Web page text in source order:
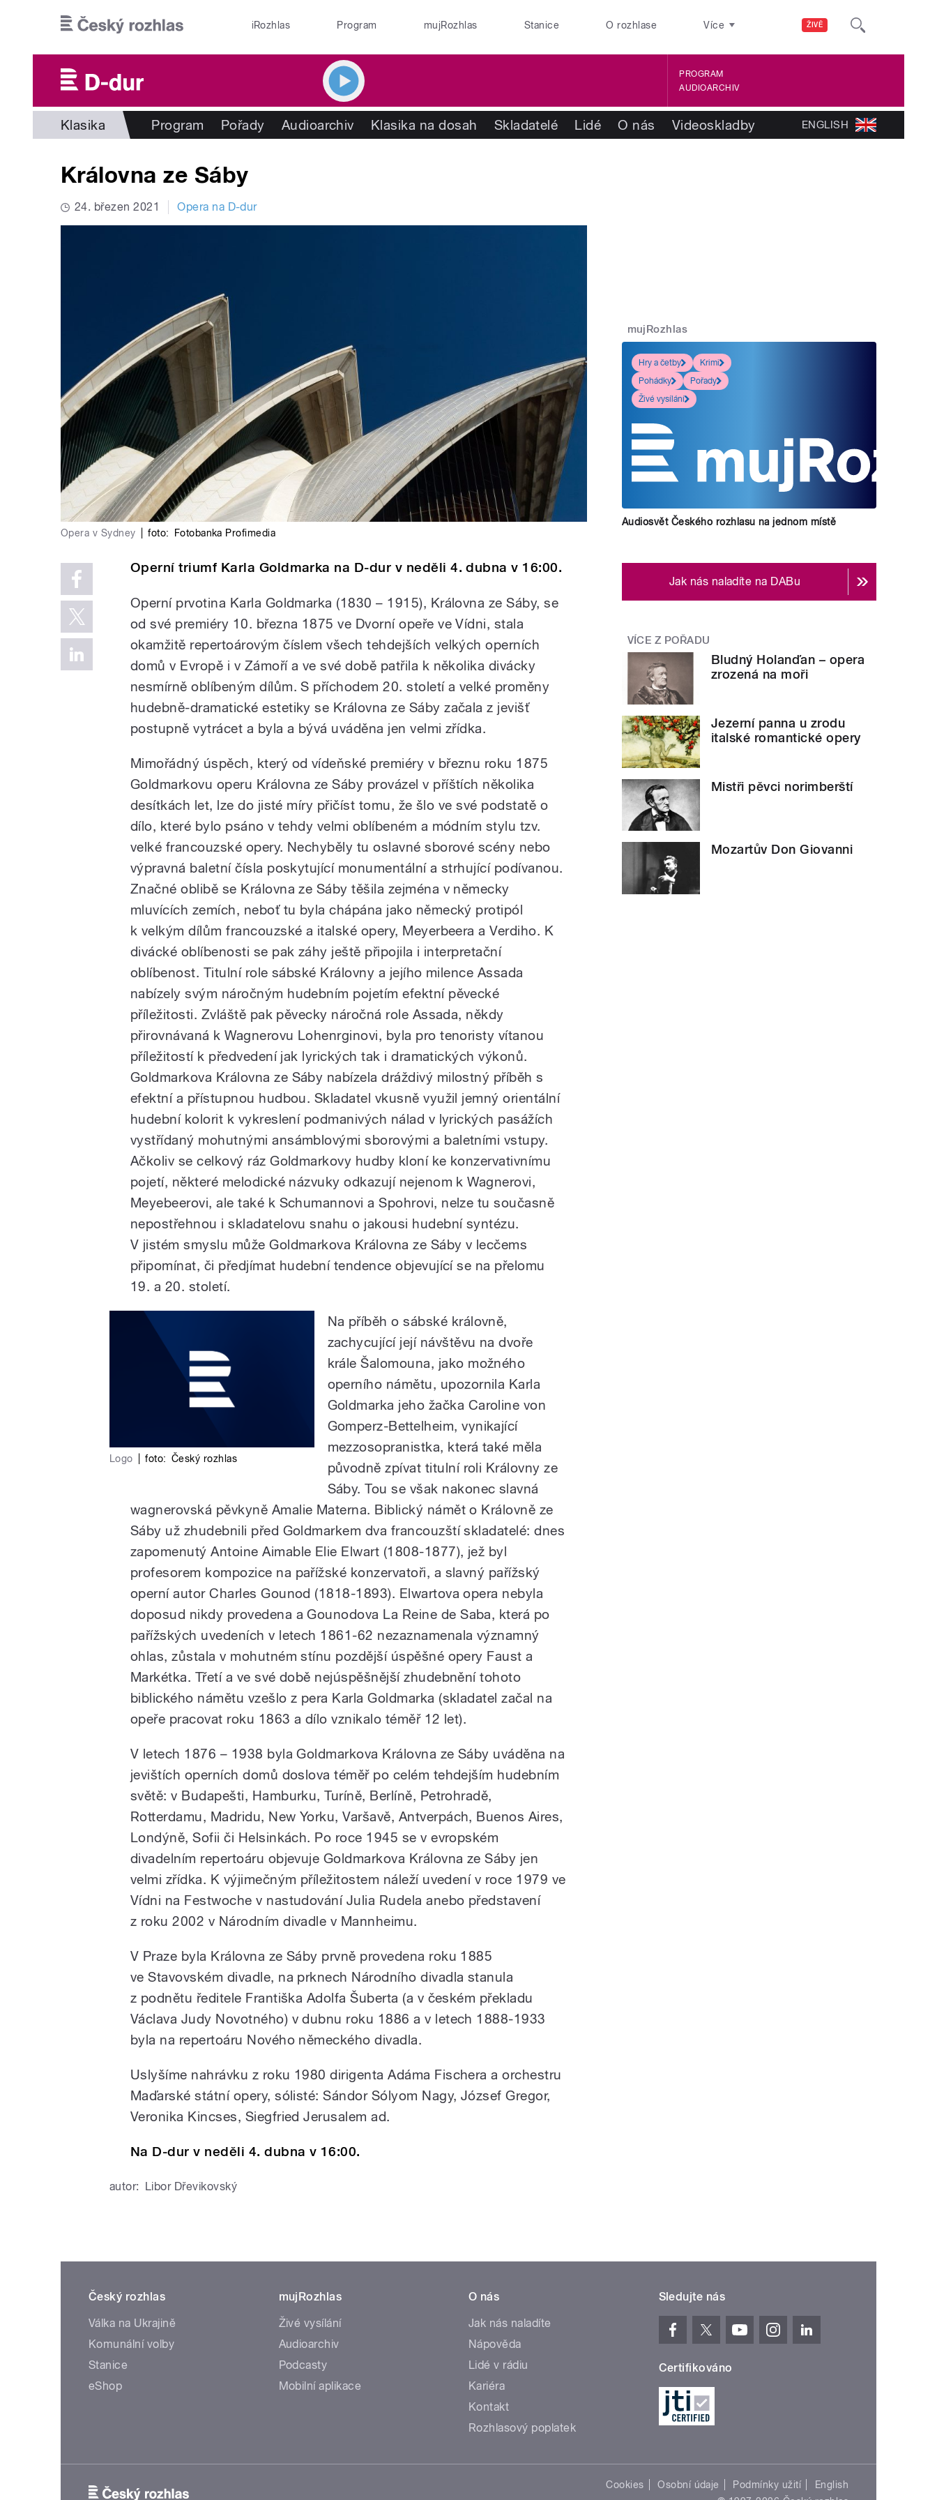
ŽIVĚ
iRozhlas Program mujRozhlas Stanice O rozhlase Více
PROGRAM
AUDIOARCHIV
Klasika Program Pořady Audioarchiv Klasika na dosah Skladatelé Lidé O nás Videoskladby ENGLISH
Královna ze Sáby
24. březen 2021 Opera na D-dur
Opera v Sydney foto: Fotobanka Profimedia
Operní triumf Karla Goldmarka na D-dur v neděli 4. dubna v 16:00.
Operní prvotina Karla Goldmarka (1830 – 1915), Královna ze Sáby, se
od své premiéry 10. března 1875 ve Dvorní opeře ve Vídni, stala
okamžitě repertoárovým číslem všech tehdejších velkých operních
domů v Evropě i v Zámoří a ve své době patřila k několika divácky
nesmírně oblíbeným dílům. S příchodem 20. století a velké proměny
hudebně-dramatické estetiky se Královna ze Sáby začala z jevišť
postupně vytrácet a byla a bývá uváděna jen velmi zřídka.
Mimořádný úspěch, který od vídeňské premiéry v březnu roku 1875
Goldmarkovu operu Královna ze Sáby provázel v příštích několika
desítkách let, lze do jisté míry přičíst tomu, že šlo ve své podstatě o
dílo, které bylo psáno v tehdy velmi oblíbeném a módním stylu tzv.
velké francouzské opery. Nechyběly tu oslavné sborové scény nebo
výpravná baletní čísla poskytující monumentální a strhující podívanou.
Značné oblibě se Královna ze Sáby těšila zejména v německy
mluvících zemích, neboť tu byla chápána jako německý protipól
k velkým dílům francouzské a italské opery, Meyerbeera a Verdiho. K
divácké oblíbenosti se pak záhy ještě připojila i interpretační
oblíbenost. Titulní role sábské Královny a jejího milence Assada
nabízely svým náročným hudebním pojetím efektní pěvecké
příležitosti. Zvláště pak pěvecky náročná role Assada, někdy
přirovnávaná k Wagnerovu Lohenrginovi, byla pro tenoristy vítanou
příležitostí k předvedení jak lyrických tak i dramatických výkonů.
Goldmarkova Královna ze Sáby nabízela dráždivý milostný příběh s
efektní a přístupnou hudbou. Skladatel vkusně využil jemný orientální
hudební kolorit k vykreslení podmanivých nálad v lyrických pasážích
vystřídaný mohutnými ansámblovými sborovými a baletními vstupy.
Ačkoliv se celkový ráz Goldmarkovy hudby kloní ke konzervativnímu
pojetí, některé melodické názvuky odkazují nejenom k Wagnerovi,
Meyebeerovi, ale také k Schumannovi a Spohrovi, nelze tu současně
nepostřehnou i skladatelovu snahu o jakousi hudební syntézu.
V jistém smyslu může Goldmarkova Královna ze Sáby v lecčems
připomínat, či předjímat hudební tendence objevující se na přelomu
19. a 20. století.
Logo foto: Český rozhlas
Na příběh o sábské královně,
zachycující její návštěvu na dvoře
krále Šalomouna, jako možného
operního námětu, upozornila Karla
Goldmarka jeho žačka Caroline von
Gomperz-Bettelheim, vynikající
mezzosopranistka, která také měla
původně zpívat titulní roli Královny ze
Sáby. Tou se však nakonec slavná
wagnerovská pěvkyně Amalie Materna. Biblický námět o Královně ze
Sáby už zhudebnili před Goldmarkem dva francouzští skladatelé: dnes
zapomenutý Antoine Aimable Elie Elwart (1808-1877), jež byl
profesorem kompozice na pařížské konzervatoři, a slavný pařížský
operní autor Charles Gounod (1818-1893). Elwartova opera nebyla
doposud nikdy provedena a Gounodova La Reine de Saba, která po
pařížských uvedeních v letech 1861-62 nezaznamenala významný
ohlas, zůstala v mohutném stínu pozdější úspěšné opery Faust a
Markétka. Třetí a ve své době nejúspěšnější zhudebnění tohoto
biblického námětu vzešlo z pera Karla Goldmarka (skladatel začal na
opeře pracovat roku 1863 a dílo vznikalo téměř 12 let).
V letech 1876 – 1938 byla Goldmarkova Královna ze Sáby uváděna na
jevištích operních domů doslova téměř po celém tehdejším hudebním
světě: v Budapešti, Hamburku, Turíně, Berlíně, Petrohradě,
Rotterdamu, Madridu, New Yorku, Varšavě, Antverpách, Buenos Aires,
Londýně, Sofii či Helsinkách. Po roce 1945 se v evropském
divadelním repertoáru objevuje Goldmarkova Královna ze Sáby jen
velmi zřídka. K výjimečným příležitostem náleží uvedení v roce 1979 ve
Vídni na Festwoche v nastudování Julia Rudela anebo představení
z roku 2002 v Národním divadle v Mannheimu.
V Praze byla Královna ze Sáby prvně provedena roku 1885
ve Stavovském divadle, na prknech Národního divadla stanula
z podnětu ředitele Františka Adolfa Šuberta (a v českém překladu
Václava Judy Novotného) v dubnu roku 1886 a v letech 1888-1933
byla na repertoáru Nového německého divadla.
Uslyšíme nahrávku z roku 1980 dirigenta Adáma Fischera a orchestru
Maďarské státní opery, sólisté: Sándor Sólyom Nagy, József Gregor,
Veronika Kincses, Siegfried Jerusalem ad.
Na D-dur v neděli 4. dubna v 16:00.
autor: Libor Dřevikovský
mujRozhlas
Hry a četby
Krimi
Pohádky
Pořady
Živé vysílání
Audiosvět Českého rozhlasu na jednom místě
Jak nás naladíte na DABu
VÍCE Z POŘADU
Bludný Holanďan – opera
zrozená na moři
Jezerní panna u zrodu
italské romantické opery
Mistři pěvci norimberští
Mozartův Don Giovanni
Český rozhlas
Válka na Ukrajině
Komunální volby
Stanice
eShop
mujRozhlas
Živé vysílání
Audioarchiv
Podcasty
Mobilní aplikace
O nás
Jak nás naladíte
Nápověda
Lidé v rádiu
Kariéra
Kontakt
Rozhlasový poplatek
Sledujte nás
Certifikováno
Cookies Osobní údaje Podmínky užití
English